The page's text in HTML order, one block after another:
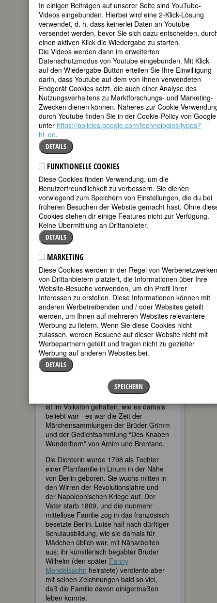
deutsche Dichterin und Wohltäterin
225. Geburtstag am 30. März 2023
Biografie •Zitate •Weblinks•Literatur &
Quellen
BIOGRAFIE
teilen
tweet
nicht durch ihr
Gesamtwerk,
sondern in erster
Linie durch ihr
Gebet ›Müde bin
ich, geh zur
das Gedicht ist
bekannt, nicht die
Autorin.
(Stambolis
1999:7)
Luise Hensel schrieb das “als Beispiel
eines kindlichen Gottvertrauens
volkstümlich-populäre Kindergebet”
(Stambolis) 1816, mit 18 Jahren, in ihrer
ist im Volkston gehalten, wie es damals
beliebt war - es war die Zeit der
Märchensammlungen der Brüder Grimm
und der Gedichtsammlung “Des Knaben
Wunderhorn” von Arnim und Brentano.
Die Dichterin wurde 1798 als Tochter
einer Pfarrfamilie in Linum in der Nähe
von Berlin geboren. Sie wuchs mitten in
den Wirren der Revolutionsjahre und
der Napoleonischen Kriege auf. Der
Vater starb 1809, und die nunmehr
mittellose Familie zog in das französisch
besetzte Berlin. Luise half nach dürftiger
Schulausbildung, wie sie damals für
Mädchen üblich war, mit Näharbeiten
aus; ihr künstlerisch begabter Bruder
Wilhelm (den später Fanny
Mendelssohn heiratete) verdiente aber
mit seinen Zeichnungen bald so viel,
daß die Familie davon einigermaßen
leben konnte.
In einigen Beiträgen auf unserer Seite sind YouTube-
Videos eingebunden. Hierbei wird eine 2-Klick-Lösung
verwendet, d. h. dass keinerlei Daten an Youtube
versendet werden, bevor Sie sich dazu entscheiden,
einen aktiven Klick die Wiedergabe zu starten.
Die Videos werden dann im erweiterten
Datenschutzmodus von Youtube eingebunden. Mit Klick
auf den Wiedergabe-Button erteilen Sie Ihre Einwilligung
darin, dass Youtube auf dem von Ihnen verwendeten
Endgerät Cookies setzt, die auch einer Analyse des
Nutzungsverhaltens zu Marktforschungs- und Marketing-
Zwecken dienen können. Näheres zur Cookie-
durch Youtube finden Sie in der Cookie-Policy von Google
unter https://policies.google.com/technologies/types?
hl=de.
DETAILS
FUNKTIONELLE COOKIES
Diese Cookies finden Verwendung, um die
Benutzerfreundlichkeit zu verbessern. Sie dienen
vorwiegend zum Speichern von Einstellungen, die du bei
früheren Besuchen der Website gemacht hast. Ohne
Cookies stehen dir einige Features nicht zur Verfügung.
Keine Übermittlung an Drittanbieter.
DETAILS
MARKETING
Diese Cookies werden in der Regel von Werbenetzwerken
von Drittanbietern platziert, die Informationen über Ihre
Website-Besuche verwenden, um ein Profil Ihrer
Interessen zu erstellen. Diese Informationen können mit
anderen Werbetreibenden und / oder Websites geteilt
werden, um Ihnen auf mehreren Websites relevantere
Werbung zu liefern. Wenn Sie diese Cookies nicht
zulassen, werden Besuche auf dieser Website nicht mit
Werbepartnern geteilt und tragen nicht zu gezielter
Werbung auf anderen Websites bei.
DETAILS
SPEICHERN